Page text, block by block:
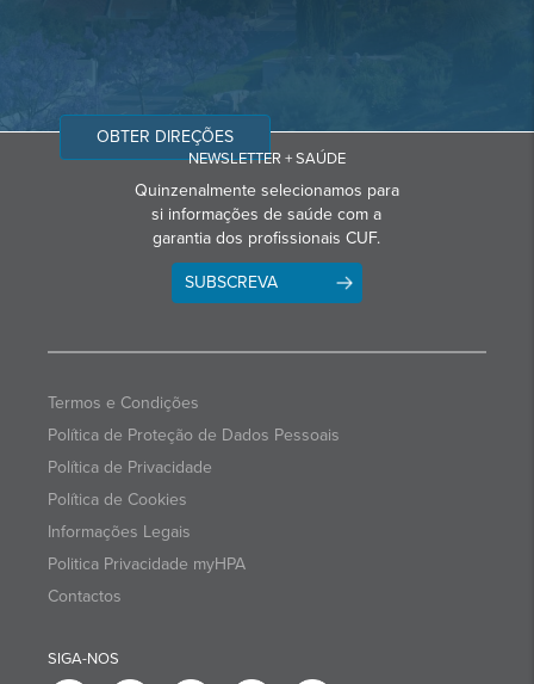
OBTER DIREÇÕES
NEWSLETTER + SAÚDE
Quinzenalmente selecionamos para
si informações de saúde com a
garantia dos profissionais CUF.
SUBSCREVA
Termos e Condições
Política de Proteção de Dados Pessoais
Política de Privacidade
Política de Cookies
Informações Legais
Politica Privacidade myHPA
Contactos
SIGA-NOS